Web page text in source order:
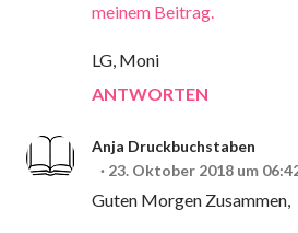
meinem Beitrag.
LG, Moni
ANTWORTEN
Anja Druckbuchstaben
23. Oktober 2018 um
Guten Morgen Zusammen,